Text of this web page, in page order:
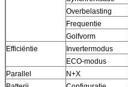
Overbelasting
Frequentie
Golfvorm
Efficiëntie
Invertermodus
ECO-modus
Parallel
N+X